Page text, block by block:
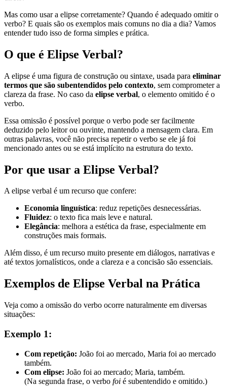
Mas como usar a elipse corretamente? Quando é adequado omitir o
verbo? E quais são os exemplos mais comuns no dia a dia? Vamos
entender tudo isso de forma simples e prática.
O que é Elipse Verbal?
A elipse é uma figura de construção ou sintaxe, usada para eliminar
termos que são subentendidos pelo contexto, sem comprometer a
clareza da frase. No caso da elipse verbal, o elemento omitido é o
verbo.
Essa omissão é possível porque o verbo pode ser facilmente
deduzido pelo leitor ou ouvinte, mantendo a mensagem clara. Em
outras palavras, você não precisa repetir o verbo se ele já foi
mencionado antes ou se está implícito na estrutura do texto.
Por que usar a Elipse Verbal?
A elipse verbal é um recurso que confere:
Economia linguística: reduz repetições desnecessárias.
Fluidez: o texto fica mais leve e natural.
Elegância: melhora a estética da frase, especialmente em
construções mais formais.
Além disso, é um recurso muito presente em diálogos, narrativas e
até textos jornalísticos, onde a clareza e a concisão são essenciais.
Exemplos de Elipse Verbal na Prática
Veja como a omissão do verbo ocorre naturalmente em diversas
situações:
Exemplo 1:
Com repetição: João foi ao mercado, Maria foi ao mercado
também.
Com elipse: João foi ao mercado; Maria, também.
(Na segunda frase, o verbo foi é subentendido e omitido.)